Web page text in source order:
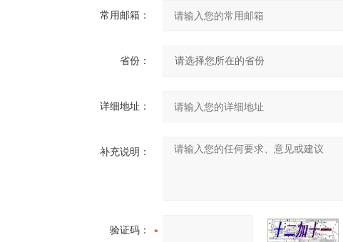
常用邮箱：
省份：
详细地址：
补充说明：
验证码：